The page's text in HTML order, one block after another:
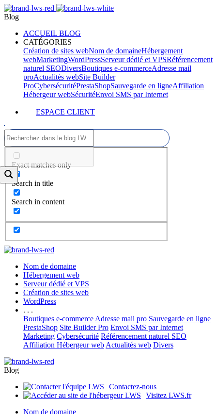
Blog
ACCUEIL BLOG
CATÉGORIES
Création de sites webNom de domaineHébergement
webMarketingWordPressServeur dédié et VPSRéférencement
naturel SEODiversBoutiques e-commerceAdresse mail
proActualités webSite Builder
ProCybersécuritéPrestaShopSauvegarde en ligneAffiliation
Hébergeur webSécuritéEnvoi SMS par Internet
ESPACE CLIENT
Exact matches only
Search in title
Search in content
Nom de domaine
Hébergement web
Serveur dédié et VPS
Création de sites web
WordPress
. . .
Boutiques e-commerce Adresse mail pro Sauvegarde en ligne
PrestaShop Site Builder Pro Envoi SMS par Internet
Marketing Cybersécurité Référencement naturel SEO
Affiliation Hébergeur web Actualités web Divers
Blog
Contactez-nous
Visitez LWS.fr
Nom de domaine